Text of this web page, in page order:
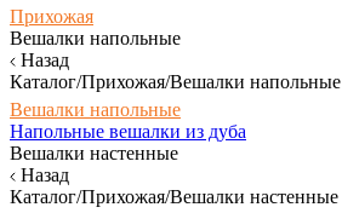
Прихожая
Вешалки напольные
Назад
Каталог/Прихожая/Вешалки напольные
Вешалки напольные
Напольные вешалки из дуба
Вешалки настенные
Назад
Каталог/Прихожая/Вешалки настенные